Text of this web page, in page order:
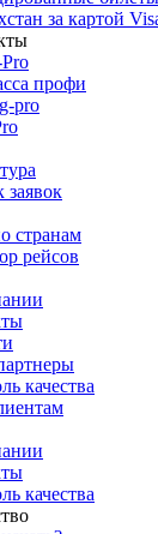
за картой
профи
pro
заявок
странам
рейсов
качества
качества